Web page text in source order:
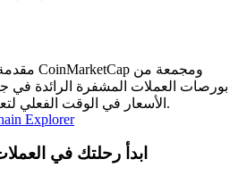
انضم
بورصات العملات المشفرة الرائدة في
الأسعار في الوقت الفعلي لتعكس ظروف السوق الحالية.
Explorer
ابدأ رحلتك في